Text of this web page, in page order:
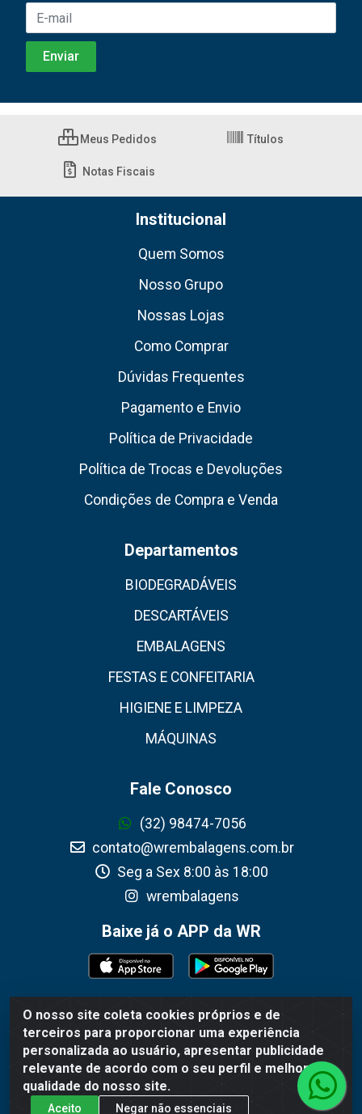
O nosso site coleta cookies próprios e de
terceiros para proporcionar uma experiência
personalizada ao usuário, apresentar publicidade
relevante de acordo com o seu perfil e melhorar a
qualidade do nosso site.
Aceito Negar não essenciais
Meus Pedidos Títulos
Notas Fiscais
Institucional
Quem Somos
Nosso Grupo
Nossas Lojas
Como Comprar
Dúvidas Frequentes
Pagamento e Envio
Política de Privacidade
Política de Trocas e Devoluções
Condições de Compra e Venda
Departamentos
BIODEGRADÁVEIS
DESCARTÁVEIS
EMBALAGENS
FESTAS E CONFEITARIA
HIGIENE E LIMPEZA
MÁQUINAS
Fale Conosco
(32) 98474-7056
contato@wrembalagens.com.br
Seg a Sex 8:00 às 18:00
wrembalagens
Baixe já o APP da WR
WR Embalagens - R. Cel. Teodoro Gomes de Araújo,
1360 - Grogotó - Barbacena / MG - CEP 36202-628 -
CNPJ 02.692.206/0001-55